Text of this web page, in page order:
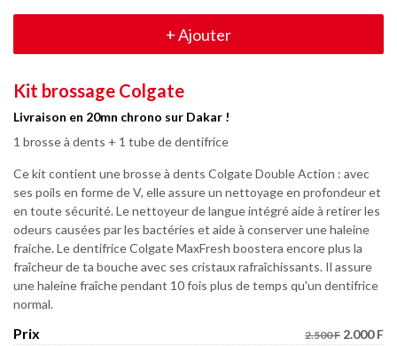
+Ajouter
Kit brossage Colgate
Livraison en 20mn chrono sur Dakar !
1 brosse à dents + 1 tube de dentifrice
Ce kit contient une brosse à dents Colgate Double Action : avec
ses poils en forme de V, elle assure un nettoyage en profondeur et
en toute sécurité. Le nettoyeur de langue intégré aide à retirer les
odeurs causées par les bactéries et aide à conserver une haleine
fraiche. Le dentifrice Colgate MaxFresh boostera encore plus la
fraîcheur de ta bouche avec ses cristaux rafraîchissants. Il assure
une haleine fraîche pendant 10 fois plus de temps qu'un dentifrice
normal.
Prix 2.500 F 2.000 F